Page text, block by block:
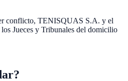
conflicto, TENISQUAS S.A. y el
los Jueces y Tribunales del domicilio